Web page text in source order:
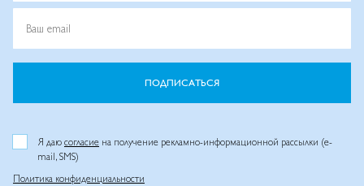
Ваш email
Я даю согласие на получение рекламно-информационной рассылки (e-
mail, SMS)
Политика конфиденциальности
ПОДПИСАТЬСЯ